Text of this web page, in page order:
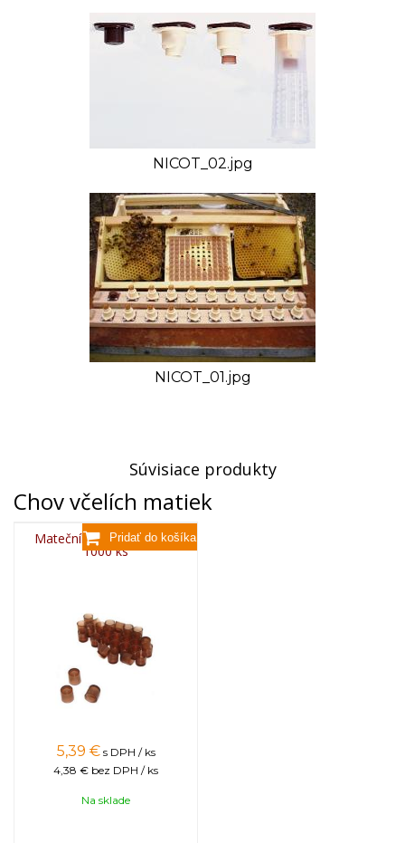
pred vyliahnutím matky nasuňte na matečníky
valcové klietky, do ktorých nezabudnite dať trochu
medu. Vyliahnuté matky sú takto chránené pred
NICOT_02.jpg
NICOT_01.jpg
Súvisiace produkty
Chov včelích matiek
Matečníková miska BEE,
1000 ks
5,39 € s DPH / ks
4,38 € bez DPH / ks
Na sklade